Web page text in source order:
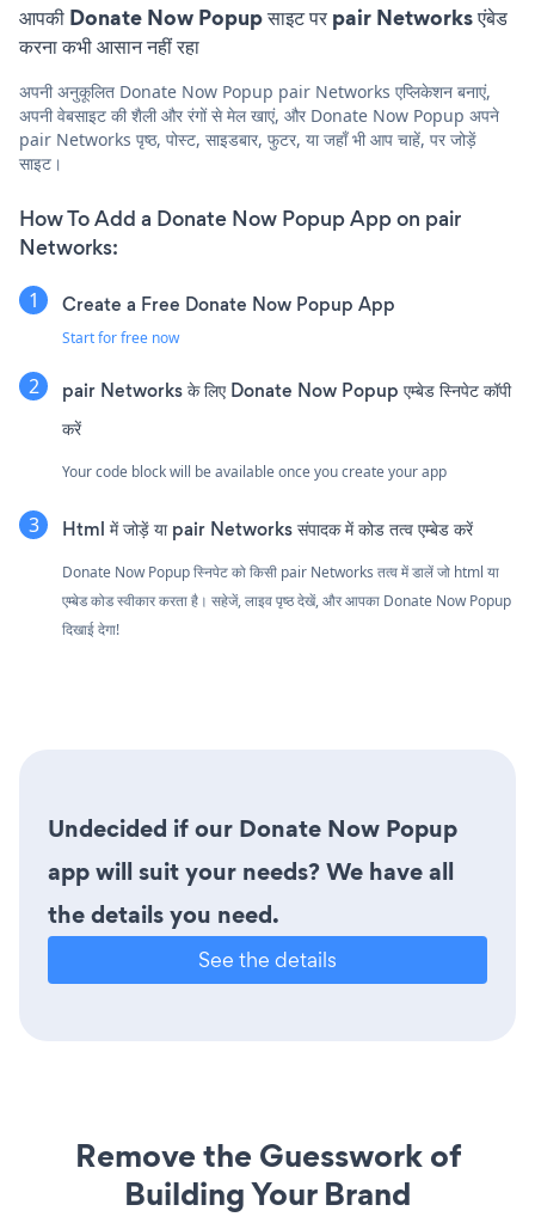
आपकी Donate Now Popup साइट पर pair Networks एंबेड
करना कभी आसान नहीं रहा
अपनी अनुकूलित Donate Now Popup pair Networks एप्लिकेशन बनाएं,
अपनी वेबसाइट की शैली और रंगों से मेल खाएं, और Donate Now Popup अपने
pair Networks पृष्ठ, पोस्ट, साइडबार, फुटर, या जहाँ भी आप चाहें, पर जोड़ें
साइट।
How To Add a Donate Now Popup App on pair
Networks:
Create a Free Donate Now Popup App
Start for free now
pair Networks के लिए Donate Now Popup एम्बेड स्निपेट कॉपी
करें
Your code block will be available once you create your app
Html में जोड़ें या pair Networks संपादक में कोड तत्व एम्बेड करें
Donate Now Popup स्निपेट को किसी pair Networks तत्व में डालें जो html या
एम्बेड कोड स्वीकार करता है। सहेजें, लाइव पृष्ठ देखें, और आपका Donate Now Popup
दिखाई देगा!
Undecided if our Donate Now Popup
app will suit your needs? We have all
the details you need.
See the details
Remove the Guesswork of
Building Your Brand